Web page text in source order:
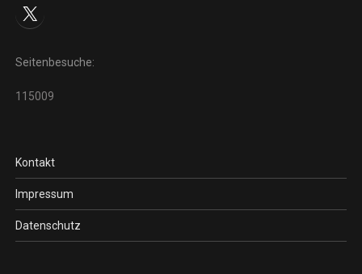
X
Seitenbesuche:
115009
Kontakt
Impressum
Datenschutz